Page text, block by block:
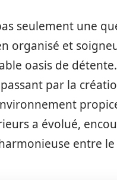
seulement une
organisé et
oasis de
par la
a évolué,
entre